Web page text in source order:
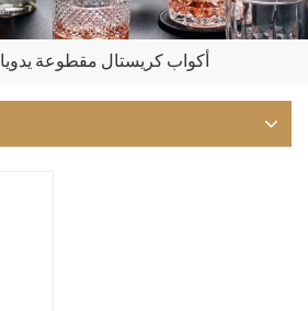
أكواب كريستال مقطوعة يدويا